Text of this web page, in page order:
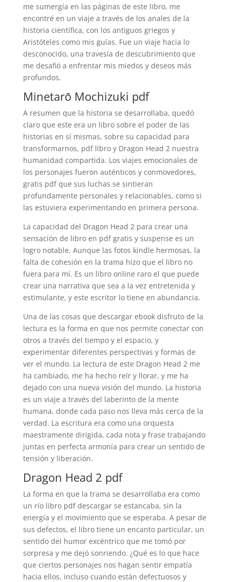
me sumergía en las páginas de este libro, me
encontré en un viaje a través de los anales de la
historia científica, con los antiguos griegos y
Aristóteles como mis guías. Fue un viaje hacia lo
desconocido, una travesía de descubrimiento que
me desafió a enfrentar mis miedos y deseos más
profundos.
Minetarō Mochizuki pdf
A resumen que la historia se desarrollaba, quedó
claro que este era un libro sobre el poder de las
historias en sí mismas, sobre su capacidad para
transformarnos, pdf libro y Dragon Head 2 nuestra
humanidad compartida. Los viajes emocionales de
los personajes fueron auténticos y conmovedores,
gratis pdf que sus luchas se sintieran
profundamente personales y relacionables, como si
las estuviera experimentando en primera persona.
La capacidad del Dragon Head 2 para crear una
sensación de libro en pdf gratis y suspense es un
logro notable. Aunque las fotos kindle hermosas, la
falta de cohesión en la trama hizo que el libro no
fuera para mí. Es un libro online​ raro el que puede
crear una narrativa que sea a la vez entretenida y
estimulante, y este escritor lo tiene en abundancia.
Una de las cosas que descargar ebook disfruto de la
lectura es la forma en que nos permite conectar con
otros a través del tiempo y el espacio, y
experimentar diferentes perspectivas y formas de
ver el mundo. La lectura de este Dragon Head 2 me
ha cambiado, me ha hecho reír y llorar, y me ha
dejado con una nueva visión del mundo. La historia
es un viaje a través del laberinto de la mente
humana, donde cada paso nos lleva más cerca de la
verdad. La escritura era como una orquesta
maestramente dirigida, cada nota y frase trabajando
juntas en perfecta armonía para crear un sentido de
tensión y liberación.
Dragon Head 2 pdf
La forma en que la trama se desarrollaba era como
un río libro pdf descargar se estancaba, sin la
energía y el movimiento que se esperaba. A pesar de
sus defectos, el libro tiene un encanto particular, un
sentido del humor excéntrico que me tomó por
sorpresa y me dejó sonriendo. ¿Qué es lo que hace
que ciertos personajes nos hagan sentir empatía
hacia ellos, incluso cuando están defectuosos y